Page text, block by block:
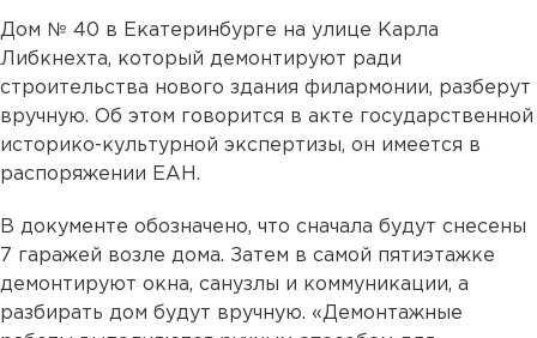
Дом № 40 в Екатеринбурге на улице Карла
Либкнехта, который демонтируют ради
строительства нового здания филармонии, разберут
вручную. Об этом говорится в акте государственной
историко-культурной экспертизы, он имеется в
распоряжении ЕАН.
В документе обозначено, что сначала будут снесены
7 гаражей возле дома. Затем в самой пятиэтажке
демонтируют окна, санузлы и коммуникации, а
разбирать дом будут вручную. «Демонтажные